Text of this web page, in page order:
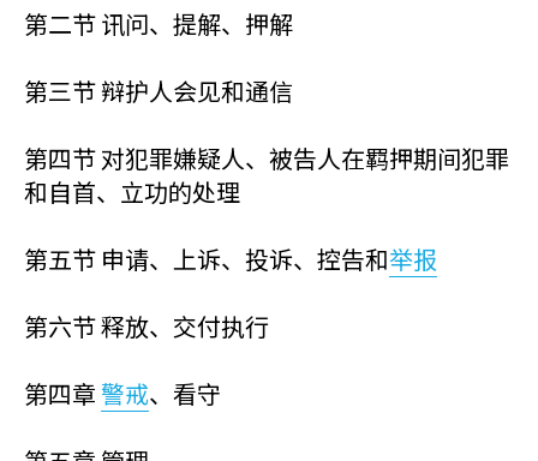
第二节 讯问、提解、押解
第三节 辩护人会见和通信
第四节 对犯罪嫌疑人、被告人在羁押期间犯罪
和自首、立功的处理
第五节 申请、上诉、投诉、控告和举报
第六节 释放、交付执行
第四章警戒、看守